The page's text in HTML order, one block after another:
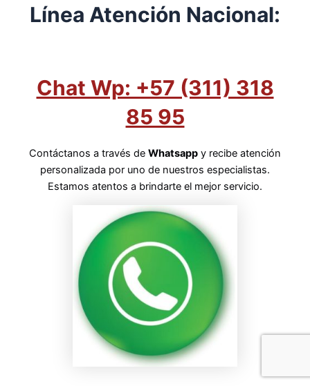
Línea Atención Nacional:
Chat Wp: +57 (311) 318
85 95
Contáctanos a través de Whatsapp y recibe atención
personalizada por uno de nuestros especialistas.
Estamos atentos a brindarte el mejor servicio.